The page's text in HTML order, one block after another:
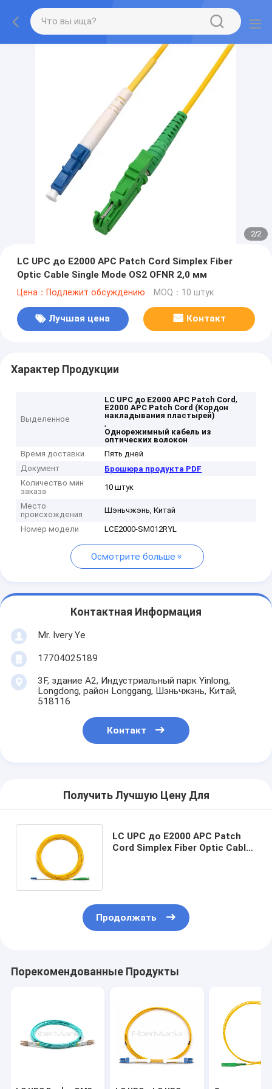
2/2
LC UPC до E2000 APC Patch Cord Simplex Fiber
Optic Cable Single Mode OS2 OFNR 2,0 мм
Цена：Подлежит обсуждению MOQ：10 штук
Лучшая цена Контакт
Характер Продукции
Выделенное
LC UPC до E2000 APC Patch Cord,
E2000 APC Patch Cord (Кордон
накладывания пластырей)
,
Однорежимный кабель из
оптических волокон
Время доставки
Пять дней
Документ
Брошюра продукта PDF
Количество мин
заказа
10 штук
Место
происхождения
Шэньчжэнь, Китай
Номер модели LCE2000-SM012RYL
Осмотрите больше
Контактная Информация
Mr. Ivery Ye
17704025189
3F, здание A2, Индустриальный парк Yinlong,
Longdong, район Longgang, Шэньчжэнь, Китай,
518116
Контакт
Получить Лучшую Цену Для
LC UPC до E2000 APC Patch
Cord Simplex Fiber Optic Cable
Продолжать
Порекомендованные Продукты